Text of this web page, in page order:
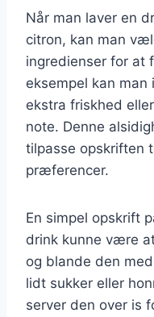
Når man laver en
citron, kan man
ingredienser for at
eksempel kan
ekstra friskhed
note. Denne
tilpasse opskriften
præferencer.
En simpel opskrift
drink kunne være
og blande den
lidt sukker eller
server den over is